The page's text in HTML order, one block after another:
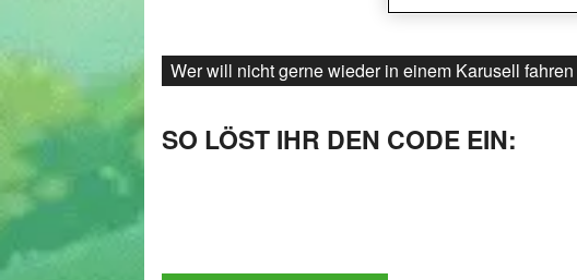
Wer will nicht gerne wieder in einem Karusell
SO LÖST IHR DEN CODE EIN:
Link different
Identify